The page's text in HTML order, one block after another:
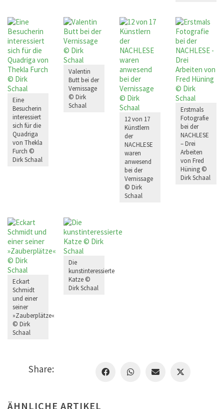
Eine
Besucherin
interessiert
sich für die
Quadriga
von Thekla
Furch ©
Dirk Schaal
Valentin
Butt bei der
Vernissage
© Dirk
Schaal
12 von 17
Künstlern
der
NACHLESE
waren
anwesend
bei der
Vernissage
© Dirk
Schaal
Erstmals
Fotografie
bei der
NACHLESE
– Drei
Arbeiten
von Fred
Hüning ©
Dirk Schaal
Eckart
Schmidt
und einer
seiner
»Zauberplätze«
© Dirk
Schaal
Die
kunstinteressierte
Katze ©
Dirk Schaal
Share:
ÄHNLICHE ARTIKEL